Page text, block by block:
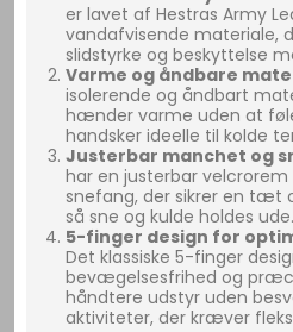
er lavet af Hestras Army
vandafvisende materiale,
slidstyrke og beskyttelse
Varme og åndbare
isolerende og åndbart
hænder varme uden at
handsker ideelle til kolde
Justerbar manchet og
har en justerbar
snefang, der sikrer en tæt
så sne og kulde holdes ude.
5-finger design for
Det klassiske 5-finger
bevægelsesfrihed og
håndtere udstyr uden
aktiviteter, der kræver